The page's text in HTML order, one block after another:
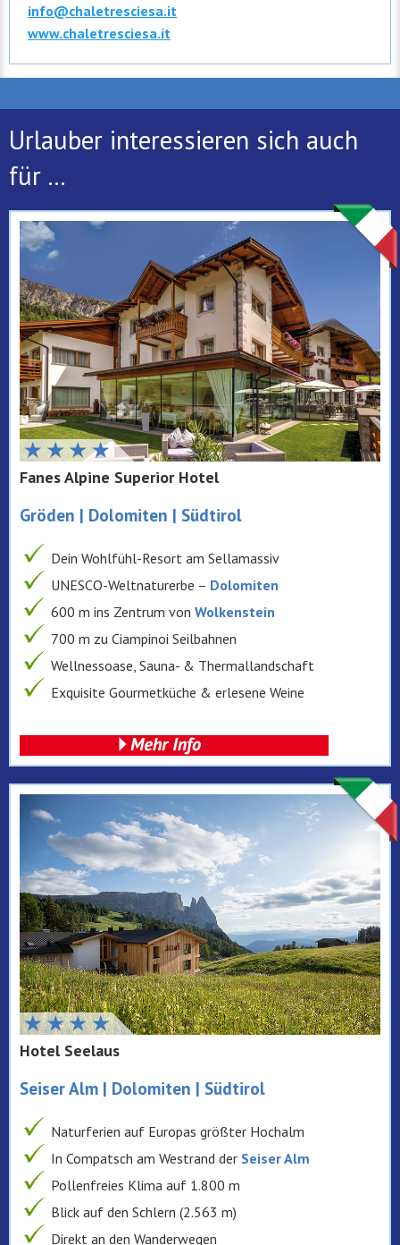
info@chaletresciesa.it
www.chaletresciesa.it
Urlauber interessieren sich auch
für ...
Fanes Alpine Superior Hotel
Gröden | Dolomiten | Südtirol
Dein Wohlfühl-Resort am Sellamassiv
UNESCO-Weltnaturerbe – Dolomiten
600 m ins Zentrum von Wolkenstein
700 m zu Ciampinoi Seilbahnen
Wellnessoase, Sauna- & Thermallandschaft
Exquisite Gourmetküche & erlesene Weine
Hotel Seelaus
Seiser Alm | Dolomiten | Südtirol
Naturferien auf Europas größter Hochalm
In Compatsch am Westrand der Seiser Alm
Pollenfreies Klima auf 1.800 m
Blick auf den Schlern (2.563 m)
Direkt an den Wanderwegen